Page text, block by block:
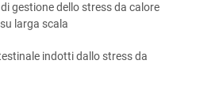
gestione dello stress da calore
larga scala
indotti dallo stress da